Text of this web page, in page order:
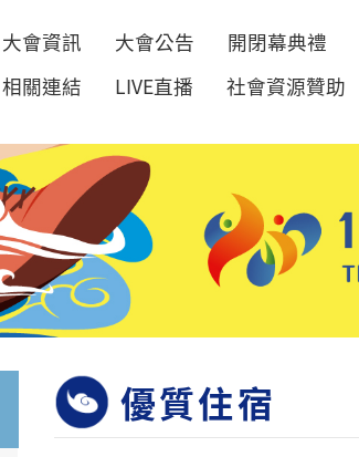
大會資訊 大會公告 開閉幕典禮
相關連結
LIVE直播 社會資源贊助
優質住宿